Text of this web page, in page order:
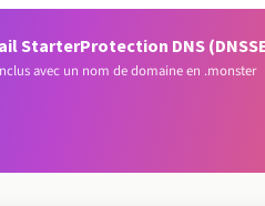
StarterProtection DNS
avec un nom de domaine en .monster